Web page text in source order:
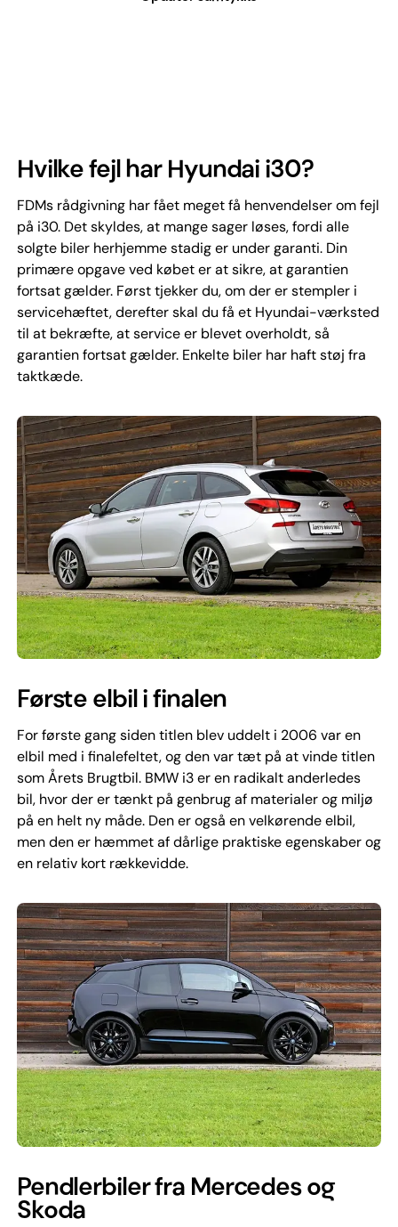
Hvilke fejl har Hyundai i30?
FDMs rådgivning har fået meget få henvendelser om fejl
på i30. Det skyldes, at mange sager løses, fordi alle
solgte biler herhjemme stadig er under garanti. Din
primære opgave ved købet er at sikre, at garantien
fortsat gælder. Først tjekker du, om der er stempler i
servicehæftet, derefter skal du få et Hyundai-værksted
til at bekræfte, at service er blevet overholdt, så
garantien fortsat gælder. Enkelte biler har haft støj fra
taktkæde.
Første elbil i finalen
For første gang siden titlen blev uddelt i 2006 var en
elbil med i finalefeltet, og den var tæt på at vinde titlen
som Årets Brugtbil. BMW i3 er en radikalt anderledes
bil, hvor der er tænkt på genbrug af materialer og miljø
på en helt ny måde. Den er også en velkørende elbil,
men den er hæmmet af dårlige praktiske egenskaber og
en relativ kort rækkevidde.
Pendlerbiler fra Mercedes og
Skoda